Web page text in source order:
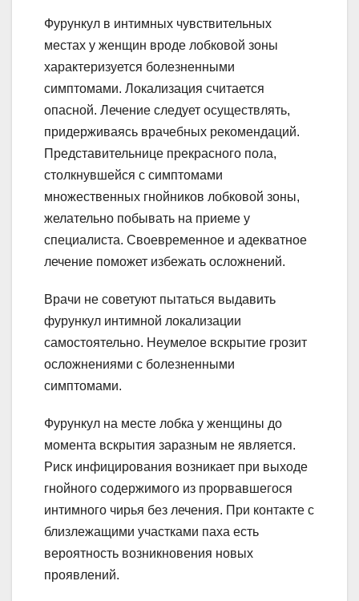
Фурункул в интимных чувствительных
местах у женщин вроде лобковой зоны
характеризуется болезненными
симптомами. Локализация считается
опасной. Лечение следует осуществлять,
придерживаясь врачебных рекомендаций.
Представительнице прекрасного пола,
столкнувшейся с симптомами
множественных гнойников лобковой зоны,
желательно побывать на приеме у
специалиста. Своевременное и адекватное
лечение поможет избежать осложнений.
Врачи не советуют пытаться выдавить
фурункул интимной локализации
самостоятельно. Неумелое вскрытие грозит
осложнениями с болезненными
симптомами.
Фурункул на месте лобка у женщины до
момента вскрытия заразным не является.
Риск инфицирования возникает при выходе
гнойного содержимого из прорвавшегося
интимного чирья без лечения. При контакте с
близлежащими участками паха есть
вероятность возникновения новых
проявлений.